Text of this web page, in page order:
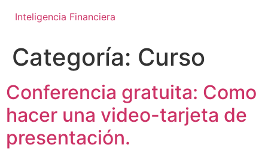
Inteligencia Financiera
Categoría: Curso
Conferencia gratuita: Como
hacer una video-tarjeta de
presentación.